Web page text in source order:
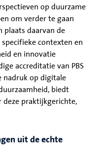
op duurzame
om verder te gaan
plaats daarvan de
contexten en
en innovatie
accreditatie van PBS
nadruk op digitale
biedt
deze praktijkgerichte,
uit de echte